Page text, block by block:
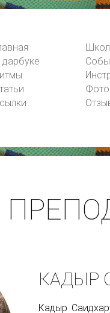
дарбуке
КАДЫР
Кадыр